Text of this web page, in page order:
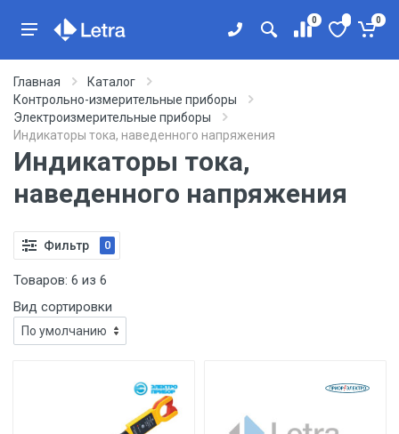
0 0
Главная
Каталог
Контрольно-измерительные приборы
Электроизмерительные приборы
Индикаторы тока, наведенного напряжения
Индикаторы тока,
наведенного напряжения
Фильтр 0
Товаров: 6 из 6
Вид сортировки